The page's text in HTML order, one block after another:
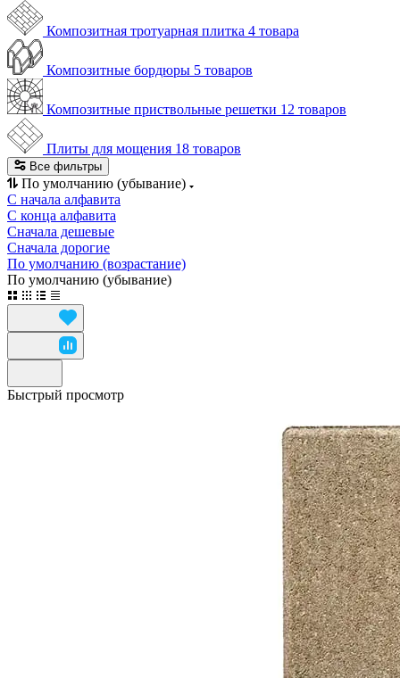
Композитная тротуарная плитка 4 товара
Композитные бордюры 5 товаров
Композитные приствольные решетки 12 товаров
Плиты для мощения 18 товаров
Все фильтры
По умолчанию (убывание)
С начала алфавита
С конца алфавита
Сначала дешевые
Сначала дорогие
По умолчанию (возрастание)
По умолчанию (убывание)
Быстрый просмотр